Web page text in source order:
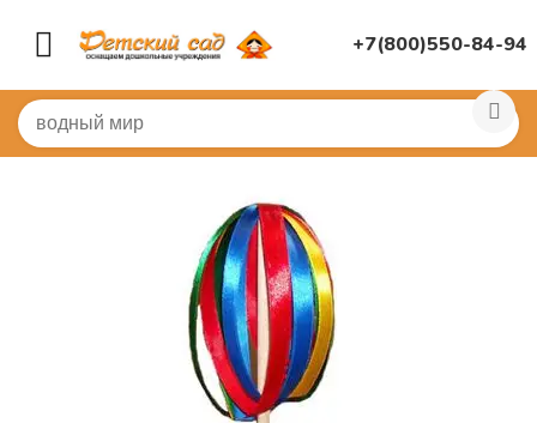
+7(800)550-84-94
Главная / КОСТЮМЫ Султанчик на